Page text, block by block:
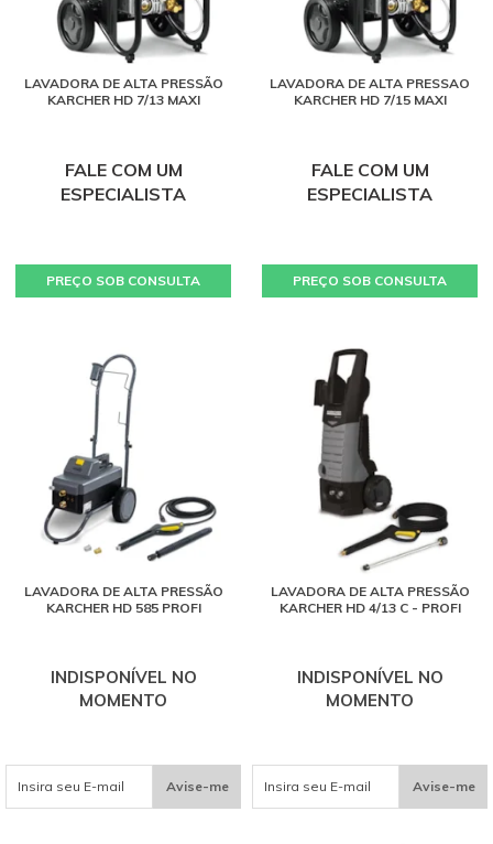
LAVADORA DE ALTA PRESSÃO
KARCHER HD 7/13 MAXI
FALE COM UM
ESPECIALISTA
PREÇO SOB CONSULTA
LAVADORA DE ALTA PRESSAO
KARCHER HD 7/15 MAXI
FALE COM UM
ESPECIALISTA
PREÇO SOB CONSULTA
LAVADORA DE ALTA PRESSÃO
KARCHER HD 585 PROFI
INDISPONÍVEL NO
MOMENTO
Avise-me
LAVADORA DE ALTA PRESSÃO
KARCHER HD 4/13 C - PROFI
INDISPONÍVEL NO
MOMENTO
Avise-me